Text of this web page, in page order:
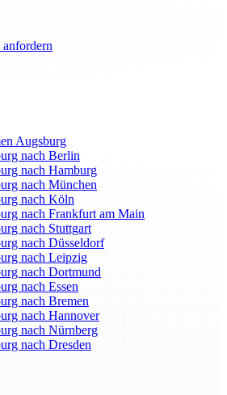
Augsburg
nach Berlin
nach Hamburg
nach München
nach Köln
nach Frankfurt am Main
nach Stuttgart
nach Düsseldorf
nach Leipzig
nach Dortmund
nach Essen
nach Bremen
nach Hannover
nach Nürnberg
nach Dresden